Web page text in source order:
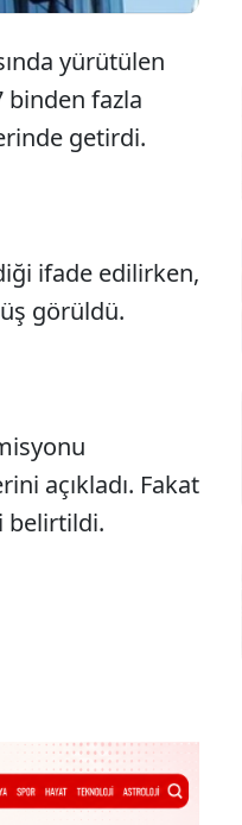
yürütülen
binden fazla
getirdi.
ifade edilirken,
görüldü.
açıkladı. Fakat
belirtildi.